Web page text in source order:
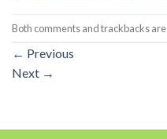
Both comments and trackbacks
← Previous
Next →